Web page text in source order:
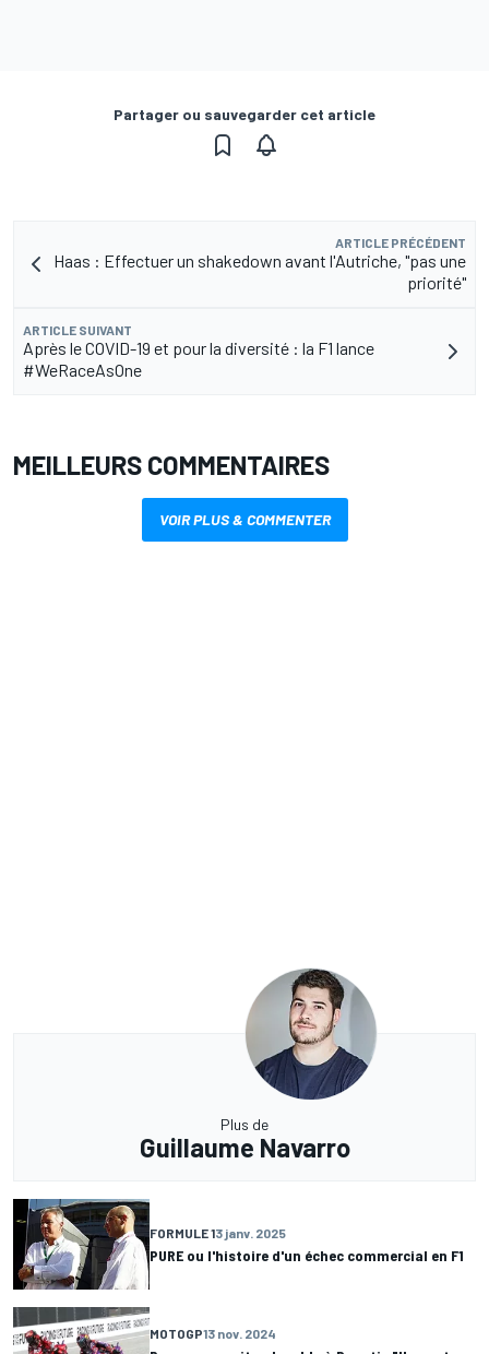
Partager ou sauvegarder cet article
ARTICLE PRÉCÉDENT
Haas : Effectuer un shakedown avant l'Autriche, "pas une
priorité"
ARTICLE SUIVANT
Après le COVID-19 et pour la diversité : la F1 lance
#WeRaceAsOne
MEILLEURS COMMENTAIRES
VOIR PLUS & COMMENTER
Plus de
Guillaume Navarro
FORMULE 13 janv. 2025
PURE ou l'histoire d'un échec commercial en F1
MOTOGP13 nov. 2024